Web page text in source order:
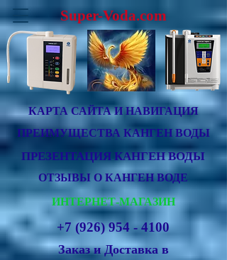
Super-Voda.com
КАРТА САЙТА И НАВИГАЦИЯ
ПРЕИМУЩЕСТВА КАНГЕН ВОДЫ
ПРЕЗЕНТАЦИЯ КАНГЕН ВОДЫ
ОТЗЫВЫ О КАНГЕН ВОДЕ
ИНТЕРНЕТ-МАГАЗИН
+7 (926) 954 - 4100
Заказ и Доставка в